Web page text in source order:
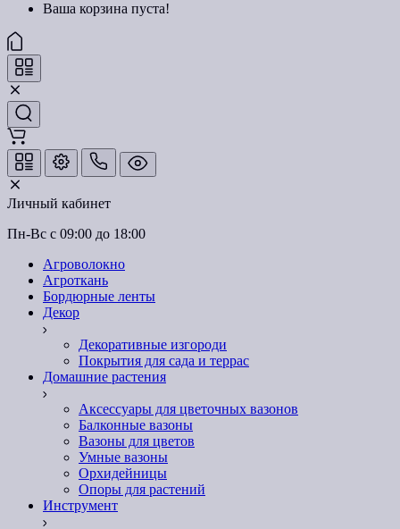
Ваша корзина пуста!
Личный кабинет
Пн-Вс с 09:00 до 18:00
Агроволокно
Агроткань
Бордюрные ленты
Декор
Декоративные изгороди
Покрытия для сада и террас
Домашние растения
Аксессуары для цветочных вазонов
Балконные вазоны
Вазоны для цветов
Умные вазоны
Орхидейницы
Опоры для растений
Инструмент